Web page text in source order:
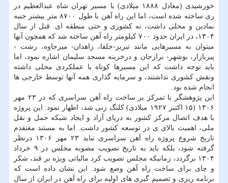
خورشیدی (معادل ۱۸۸۸ میلادی) با مسیر تهران شاه عبدالعظیم در
ری ساخته شده است، اما این راه آهن با طول ۸۷۰۰ متر بیشتر جنبه
نمادین و محلی داشت، نه کشوری و حتی منطقه ای. قبل از سال
۱۳۰۴، در ایران حدود ۷۰۰ کیلومتر راه آهن ساخته شد که همچون آنها
میتوان به مسیرهایی مانند تبریز-جلفا، زاهدان- میرجاوه، رشت -
پیربازار، بوشهر- برازجان و درخزینه مسجد سلیمان اشاره نمود، اما
باید توجه داشت که این مسیرها کوتاه با عملکردی محلی داشته
ونقش کشوری نداشتند، و سرمایه گذاری همه آنها توسط خارجی ها
انجام شده بود.
این پژوهشگر با تمرکز بر ساخت راه آهن سراسری که در ۲۳ مهر
۱۳۰۶ (۱۵ اکتبر ۱۹۲۷ میلادی) کلنگ زنی شد، اظهار نمود: این پروژه
با هدف اتصال مرکز کشور به دریای آزاد و ایجاد شبکه حمل و نقل
ملی، اهمیت بالای ی در توسعه کشور داشت. اما به مستند معتقدم
تاریخ شروع پروژه راه آهن سراسری نباید ۲۳ مهر ۱۳۰۶ درنظر
گرفته شود، بلکه باید به تاریخ تصویب مصوبه مجلس در ۹ خرداد
۱۳۰۴ برگردد، زمانیکه مجلس تصویب کرد مالیاتی ویژه بر قند، شکر
و چای برای ساخت راه آهن وضع شود. این نشان داده است که
برنامه ریزی و تصمیم گیری های اولیه برای راه آهن در ایران از سال